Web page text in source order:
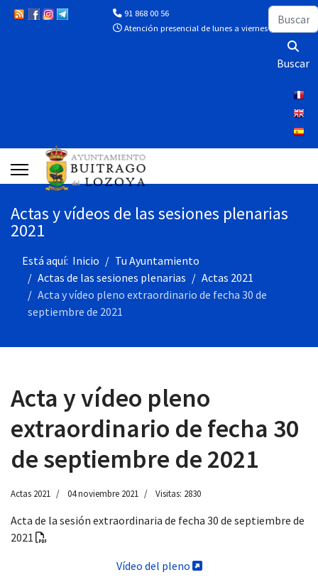
91 868 00 56
Atención presencial de lunes a viernes de 10:00 a
Buscar
Buscar
Actas y vídeos de las sesiones plenarias
2021
Está aquí: Inicio
Tu Ayuntamiento
Actas de las sesiones plenarias
Actas 2021
Acta y vídeo pleno extraordinario de fecha 30 de
septiembre de 2021
Acta y vídeo pleno
extraordinario de fecha 30
de septiembre de 2021
Actas 2021 04 noviembre 2021 Visitas: 2830
Acta de la sesión extraordinaria de fecha 30 de septiembre de
2021
Vídeo del pleno